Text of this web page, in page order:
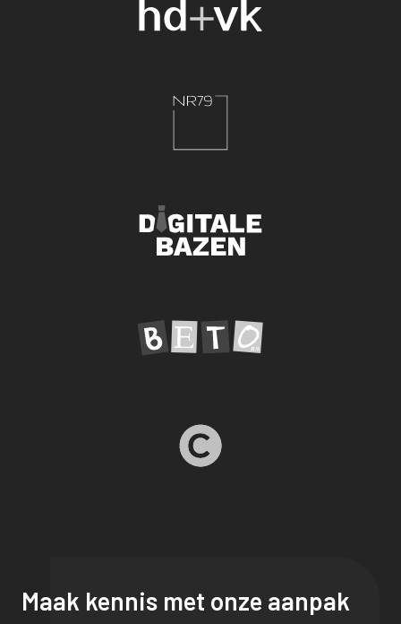
Maak kennis met onze aanpak